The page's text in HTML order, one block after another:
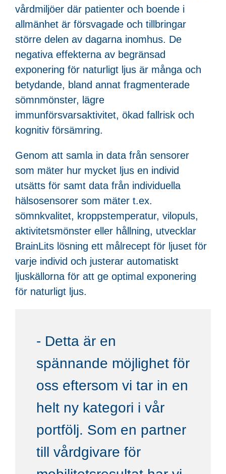
vårdmiljöer där patienter och boende i
allmänhet är försvagade och tillbringar
större delen av dagarna inomhus. De
negativa effekterna av begränsad
exponering för naturligt ljus är många och
betydande, bland annat fragmenterade
sömnmönster, lägre
immunförsvarsaktivitet, ökad fallrisk och
kognitiv försämring.
Genom att samla in data från sensorer
som mäter hur mycket ljus en individ
utsätts för samt data från individuella
hälsosensorer som mäter t.ex.
sömnkvalitet, kroppstemperatur, vilopuls,
aktivitetsmönster eller hållning, utvecklar
BrainLits lösning ett målrecept för ljuset för
varje individ och justerar automatiskt
ljuskällorna för att ge optimal exponering
för naturligt ljus.
- Detta är en
spännande möjlighet för
oss eftersom vi tar in en
helt ny kategori i vår
portfölj. Som en partner
till vårdgivare för